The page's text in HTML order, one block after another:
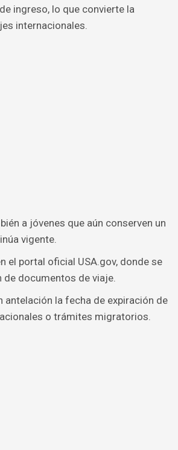
ingreso, lo que convierte la
internacionales.
a jóvenes que aún conserven un
vigente.
portal oficial USA.gov, donde se
documentos de viaje.
la fecha de expiración de
o trámites migratorios.